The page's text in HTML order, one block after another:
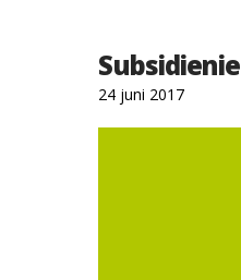
24 juni 2017